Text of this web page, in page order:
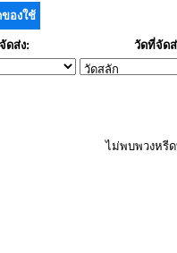
องใช้
ดส่ง: วัดที่จัดส่
ไม่พบพวงหรี